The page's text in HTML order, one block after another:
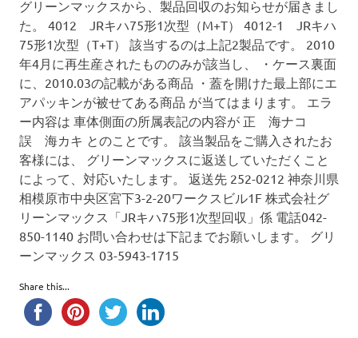
グリーンマックスから、製品回収のお知らせが届きまし
た。 4012 JRキハ75形1次型（M+T） 4012-1 JRキハ
75形1次型（T+T） 該当するのは上記2製品です。 2010
年4月に再生産されたもののみが該当し、 ・ケース裏面
に、2010.03の記載がある商品 ・蓋を開けた最上部にエ
アパッキンが被せてある商品 が当てはまります。 エラ
ー内容は 車体側面の所属表記の内容が 正 海ナコ
誤 海カキ とのことです。 該当製品をご購入されたお
客様には、 グリーンマックスに返送していただくこと
によって、対応いたします。 返送先 252-0212 神奈川県
相模原市中央区宮下3-2-20ワークスビル1F 株式会社グ
リーンマックス「JRキハ75形1次型回収」係 電話042-
850-1140 お問い合わせは下記までお願いします。 グリ
ーンマックス 03-5943-1715
Share this...